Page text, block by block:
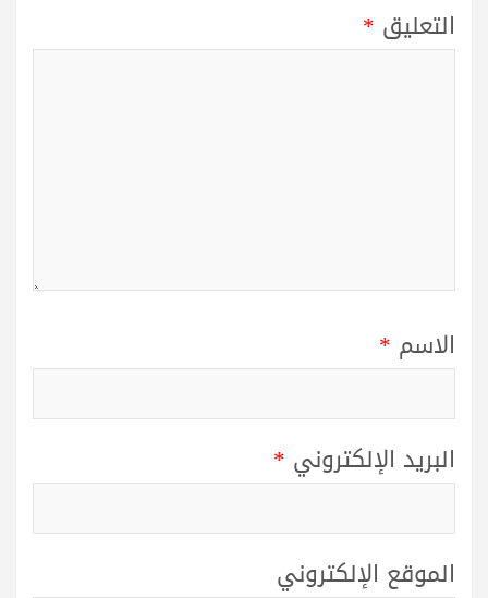
التعليق *
الاسم *
البريد الإلكتروني *
الموقع الإلكتروني